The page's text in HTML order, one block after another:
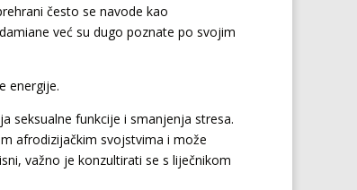
često se navode kao
već su dugo poznate po svojim
energije.
seksualne funkcije i smanjenja stresa.
afrodizijačkim svojstvima i može
važno je konzultirati se s liječnikom